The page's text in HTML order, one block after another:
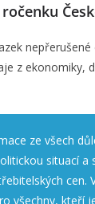
z ekonomiky,
ze všech
situací
cen.
všechny, kteří